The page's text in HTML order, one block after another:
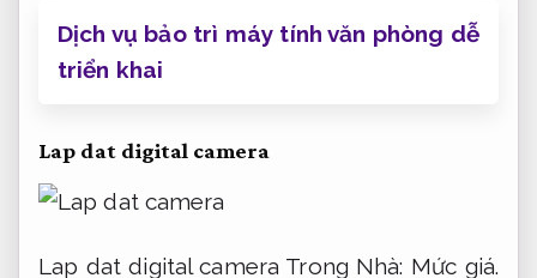
Dịch vụ bảo trì máy tính văn phòng dễ
triển khai
Lap dat digital camera
Lap dat digital camera Trong Nhà: Mức giá.